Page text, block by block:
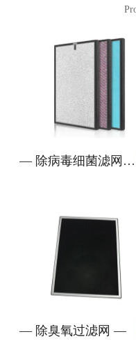
— 除病毒细菌滤网
— 除臭氧过滤网 —